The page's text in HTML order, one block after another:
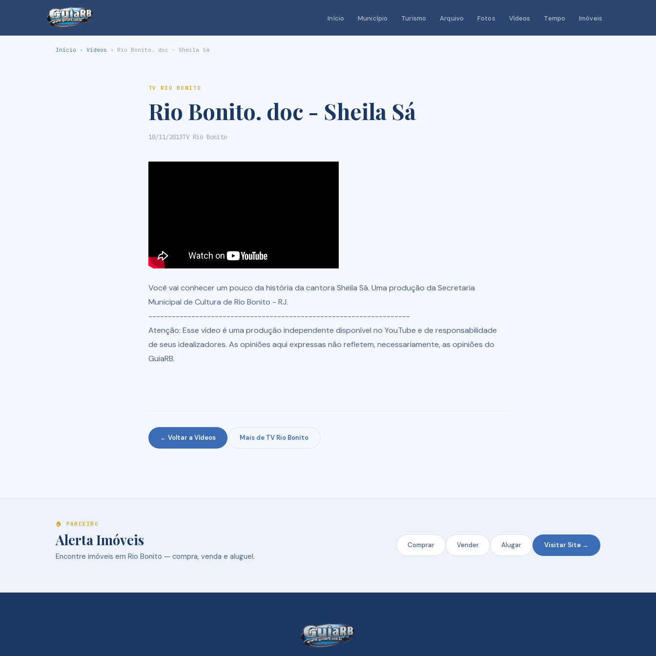
Início Município Turismo Arquivo Fotos Vídeos Tempo Imóveis
Início › Vídeos › Rio Bonito. doc - Sheila Sá
TV RIO BONITO
Rio Bonito. doc - Sheila Sá
10/11/2013TV Rio Bonito
Você vai conhecer um pouco da história da cantora Sheila Sá. Uma produção da Secretaria
Municipal de Cultura de Rio Bonito - RJ.
-------------------------------------------------------------------
Atenção: Esse vídeo é uma produção independente disponível no YouTube e de responsabilidade
de seus idealizadores. As opiniões aqui expressas não refletem, necessariamente, as opiniões do
GuiaRB.
← Voltar a Vídeos Mais de TV Rio Bonito
🏠 PARCEIRO
Alerta Imóveis
Encontre imóveis em Rio Bonito — compra, venda e aluguel.
Comprar Vender Alugar Visitar Site →